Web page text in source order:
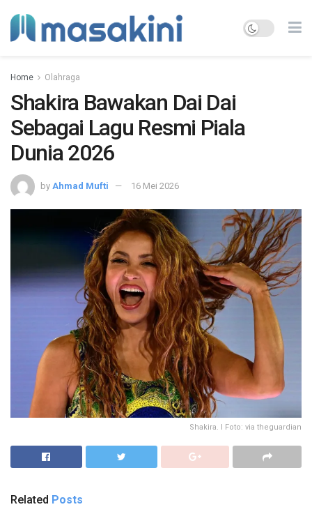
Home Olahraga
Shakira Bawakan Dai Dai
Sebagai Lagu Resmi Piala
Dunia 2026
by Ahmad Mufti 16 Mei 2026
Shakira. I Foto: via theguardian
Related Posts